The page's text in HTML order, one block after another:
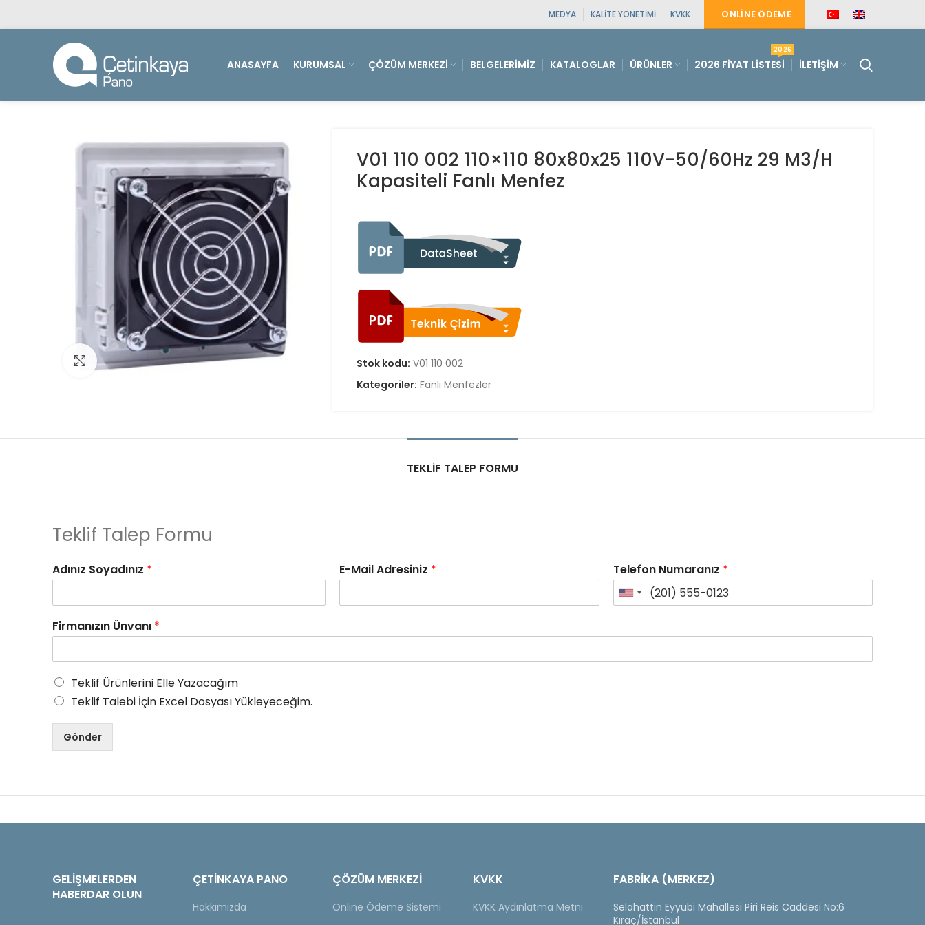
MEDYA KALITE YÖNETIMI KVKK ONLINE ÖDEME
ANASAYFA KURUMSAL ÇÖZÜM MERKEZI BELGELERIMIZ KATALOGLAR ÜRÜNLER 2026 FIYAT LISTESI
2026
İLETIŞIM
Click to enlarge
V01 110 002 110×110 80x80x25 110V-50/60Hz 29 M3/H
Kapasiteli Fanlı Menfez
Stok kodu: V01 110 002
Kategoriler: Fanlı Menfezler
TEKLIF TALEP FORMU
Teklif Talep Formu
Adınız Soyadınız * E-Mail Adresiniz * Telefon Numaranız *
Firmanızın Ünvanı *
Teklif Ürünlerini Elle Yazacağım
Teklif Talebi İçin Excel Dosyası Yükleyeceğim.
Gönder
GELIŞMELERDEN
HABERDAR OLUN
ÇETINKAYA PANO
Hakkımızda
ÇÖZÜM MERKEZİ
Online Ödeme Sistemi
KVKK
KVKK Aydınlatma Metni
FABRİKA (MERKEZ)
Selahattin Eyyubi Mahallesi Piri Reis Caddesi No:6
Kıraç/İstanbul